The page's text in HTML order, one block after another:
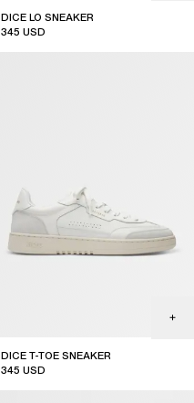
DICE LO SNEAKER
345 USD
DICE T-TOE SNEAKER
345 USD